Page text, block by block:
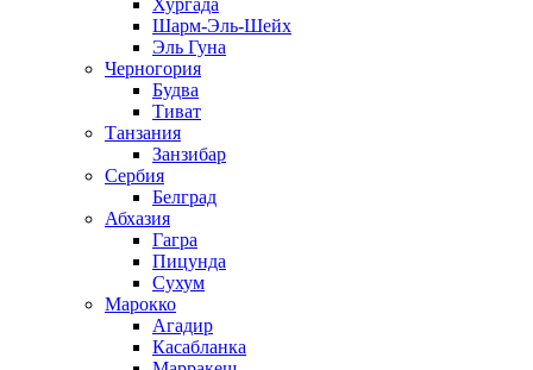
Хургада
Шарм-Эль-Шейх
Эль Гуна
Черногория
Будва
Тиват
Танзания
Занзибар
Сербия
Белград
Абхазия
Гагра
Пицунда
Сухум
Марокко
Агадир
Касабланка